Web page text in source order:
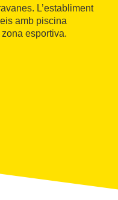
L’establiment
amb piscina
esportiva.